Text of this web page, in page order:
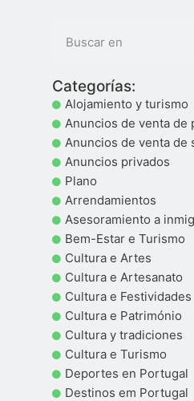
Categorías:
Alojamiento y turismo
Anuncios de venta de
Anuncios de venta de
Anuncios privados
Plano
Arrendamientos
Asesoramiento a
Bem-Estar e Turismo
Cultura e Artes
Cultura e Artesanato
Cultura e Festividades
Cultura e Património
Cultura y tradiciones
Cultura e Turismo
Deportes en Portugal
Destinos em Portugal